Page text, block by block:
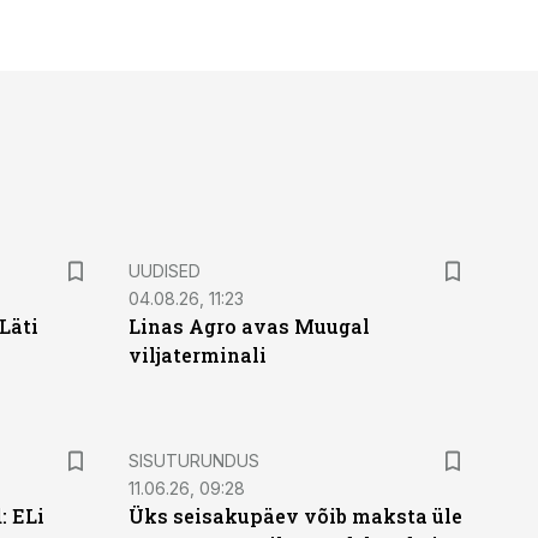
UUDISED
04.08.26, 11:23
Linas Agro avas Muugal
viljaterminali
ELi
ST
SISUTURUNDUS
11.06.26, 09:28
Üks seisakupäev võib maksta üle